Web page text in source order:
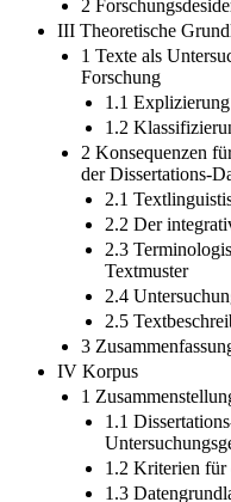
2
III Theoretische
1 Texte als
Forschung
1.1
1.2
2 Konsequenzen
der Dissertations-
2.1
2.2 Der
2.3
Textmuster
2.4
2.5
3
IV Korpus
1
1.1
1.2 Kriterien für
1.3